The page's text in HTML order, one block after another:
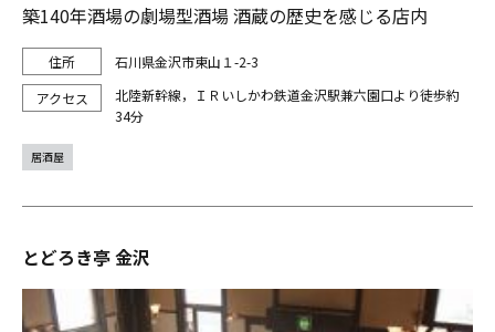
築140年酒場の劇場型酒場 酒蔵の歴史を感じる店内
石川県金沢市東山１-2-3
北陸新幹線，ＩＲいしかわ鉄道金沢駅兼六園口より徒歩約
34分
居酒屋
とどろき亭 金沢